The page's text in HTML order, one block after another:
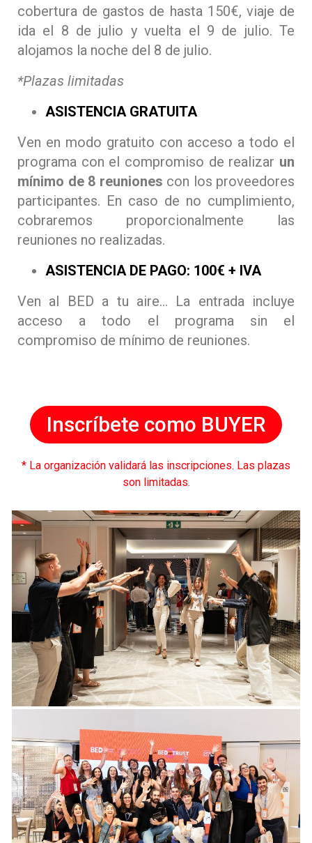
cobertura de gastos de hasta 150€, viaje de
ida el 8 de julio y vuelta el 9 de julio. Te
alojamos la noche del 8 de julio.
*Plazas limitadas
ASISTENCIA GRATUITA
Ven en modo gratuito con acceso a todo el
programa con el compromiso de realizar un
mínimo de 8 reuniones con los proveedores
participantes. En caso de no cumplimiento,
cobraremos proporcionalmente las
reuniones no realizadas.
ASISTENCIA DE PAGO: 100€ + IVA
Ven al BED a tu aire… La entrada incluye
acceso a todo el programa sin el
compromiso de mínimo de reuniones.
Inscríbete como BUYER
* La organización validará las inscripciones. Las plazas
son limitadas.